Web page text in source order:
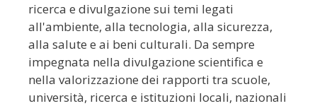
ricerca e divulgazione sui temi legati
all'ambiente, alla tecnologia, alla sicurezza,
alla salute e ai beni culturali. Da sempre
impegnata nella divulgazione scientifica e
nella valorizzazione dei rapporti tra scuole,
università, ricerca e istituzioni locali, nazionali